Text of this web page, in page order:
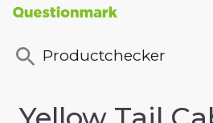
Productchecker